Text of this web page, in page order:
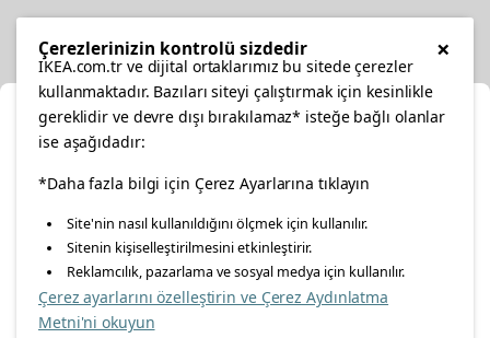
facebooktwitterinstagrampinterestyoutube
linkedin
Enerji Politikası Bilgi Güvenliği Politikası
Konumunuzu Seçin
İnternetten vereceğiniz siparişlerinizde size özel hizmet ve
içerikleri görebilmek için lütfen konumuzu seçin.
İl seçiniz
×
Çerezlerinizin kontrolü sizdedir
IKEA.com.tr ve dijital ortaklarımız bu sitede çerezler
kullanmaktadır. Bazıları siteyi çalıştırmak için kesinlikle
gereklidir ve devre dışı bırakılamaz* isteğe bağlı olanlar
ise aşağıdadır:
*Daha fazla bilgi için Çerez Ayarlarına tıklayın
Site'nin nasıl kullanıldığını ölçmek için kullanılır.
Sitenin kişiselleştirilmesini etkinleştirir.
Reklamcılık, pazarlama ve sosyal medya için kullanılır.
Çerez ayarlarını özelleştirin ve Çerez Aydınlatma
Metni'ni okuyun